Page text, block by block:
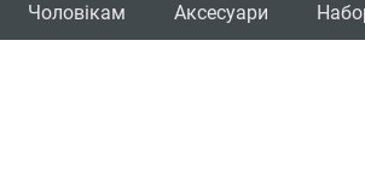
Чоловікам Аксесуари